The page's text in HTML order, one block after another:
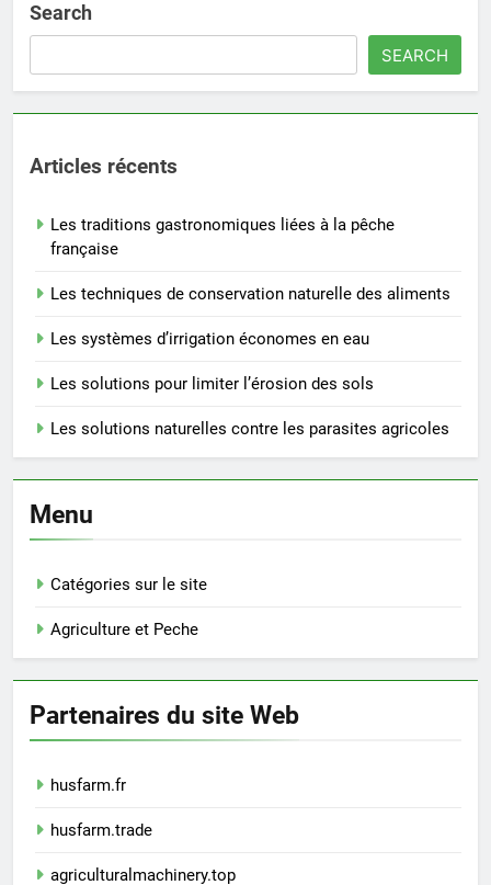
Search
SEARCH
Articles récents
Les traditions gastronomiques liées à la pêche
française
Les techniques de conservation naturelle des aliments
Les systèmes d’irrigation économes en eau
Les solutions pour limiter l’érosion des sols
Les solutions naturelles contre les parasites agricoles
Menu
Catégories sur le site
Agriculture et Peche
Partenaires du site Web
husfarm.fr
husfarm.trade
agriculturalmachinery.top